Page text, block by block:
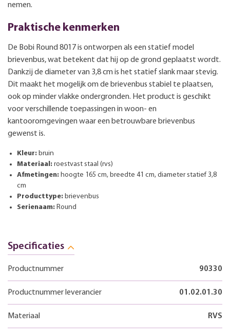
nemen.
Praktische kenmerken
De Bobi Round 8017 is ontworpen als een statief model
brievenbus, wat betekent dat hij op de grond geplaatst wordt.
Dankzij de diameter van 3,8 cm is het statief slank maar stevig.
Dit maakt het mogelijk om de brievenbus stabiel te plaatsen,
ook op minder vlakke ondergronden. Het product is geschikt
voor verschillende toepassingen in woon- en
kantooromgevingen waar een betrouwbare brievenbus
gewenst is.
Kleur: bruin
Materiaal: roestvast staal (rvs)
Afmetingen: hoogte 165 cm, breedte 41 cm, diameter statief 3,8
cm
Producttype: brievenbus
Serienaam: Round
Specificaties
Productnummer 90330
Productnummer leverancier 01.02.01.30
Materiaal RVS